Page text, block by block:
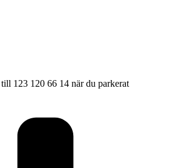
123 120 66 14 när du parkerat